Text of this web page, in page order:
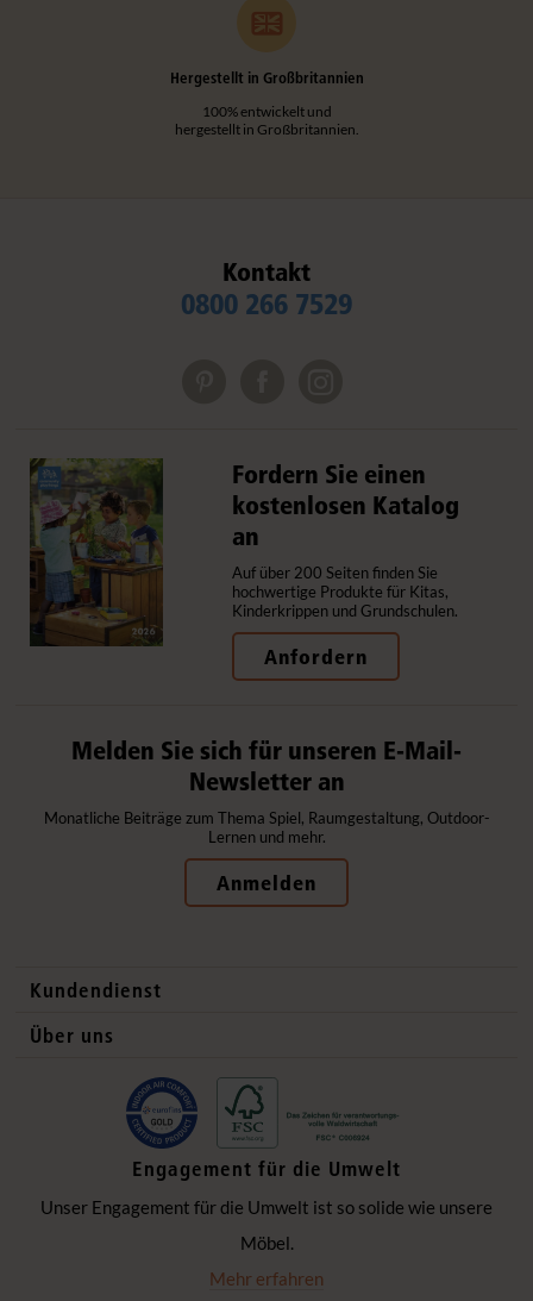
Hergestellt in Großbritannien
100% entwickelt und
hergestellt in Großbritannien.
Kontakt
0800 266 7529
Fordern Sie einen
kostenlosen Katalog
an
Auf über 200 Seiten finden Sie
hochwertige Produkte für Kitas,
Kinderkrippen und Grundschulen.
Anfordern
Melden Sie sich für unseren E-Mail-
Newsletter an
Monatliche Beiträge zum Thema Spiel, Raumgestaltung, Outdoor-
Lernen und mehr.
Anmelden
Kundendienst
Kontaktdaten
Häufig gestellte Fragen
Datenschutzerklärung
Impressum
Über uns
Qualitätsprodukte
Gesund und sicher
Flexible Einrichtung
Ökologisch verantwortlich
Einzigartige Zusammenarbeit
Engagement für die Umwelt
Unser Engagement für die Umwelt ist so solide wie unsere
Möbel.
Mehr erfahren